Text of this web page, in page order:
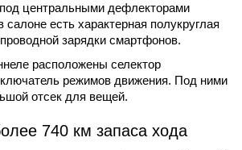
центральными дефлекторами
салоне есть характерная полукруглая
зарядки смартфонов.
расположены селектор
режимов движения. Под ними
отсек для вещей.
740 км запаса хода